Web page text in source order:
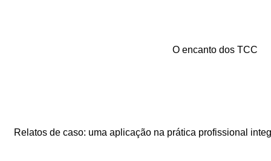
O encanto dos TCC
Relatos de caso: uma aplicação na prática profissional